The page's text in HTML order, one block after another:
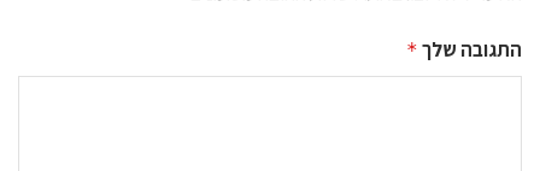
התגובה שלך *